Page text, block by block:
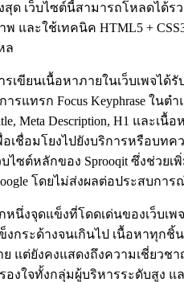
สุด เว็บไซต์นี้สามารถโหลดได้ร
พ และใช้เทคนิค HTML5 +
ล
รเขียนเนื้อหาภายในเว็บเพจได้
ารแทรก Focus Keyphrase ในต
Meta Description, H1 และเ
อเชื่อมโยงไปยังบริการหรือบทค
บไซต์หลักของ Sprooqit ซึ่งช่วย
โดยไม่ส่งผลต่อประสบการ
หนึ่งจุดแข็งที่โดดเด่นของเว็บเ
งกระด้างจนเกินไป เนื้อหาทุกชิ้
ย แต่ยังคงแสดงถึงความเชี่ยวช
องใจทั้งกลุ่มผู้บริหารระดับสูง